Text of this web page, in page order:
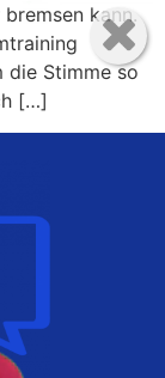
kann.
die Stimme so
[…]